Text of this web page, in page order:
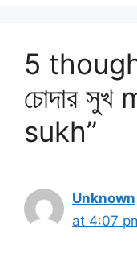
5
চোদার
sukh”
Unknown
at 4:07